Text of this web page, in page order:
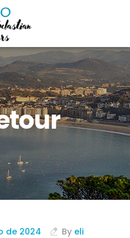
de 2024 By eli